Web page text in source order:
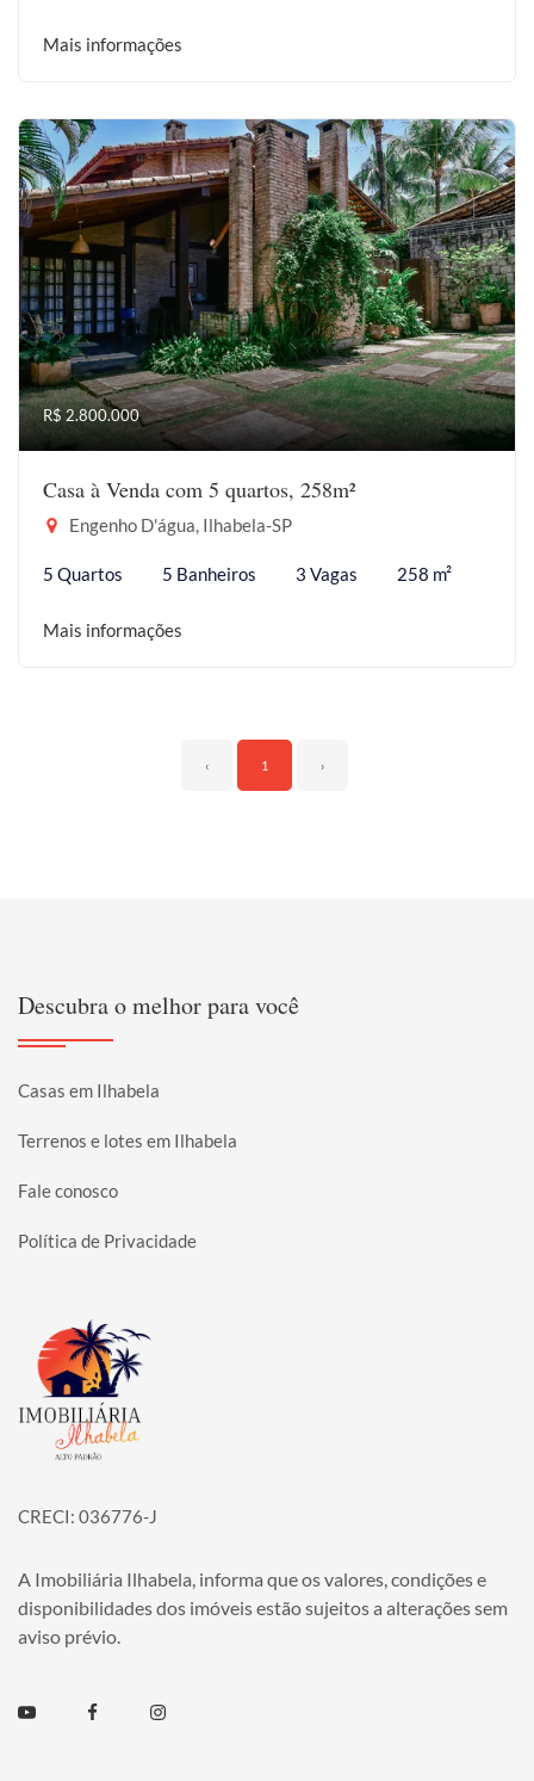
Mais informações
R$ 2.800.000
Casa à Venda com 5 quartos, 258m²
Engenho D'água, Ilhabela-SP
5 Quartos 5 Banheiros 3 Vagas 258 m²
Mais informações
‹ 1 ›
Descubra o melhor para você
Casas em Ilhabela
Terrenos e lotes em Ilhabela
Fale conosco
Política de Privacidade
Página inicial
CRECI: 036776-J
A Imobiliária Ilhabela, informa que os valores, condições e
disponibilidades dos imóveis estão sujeitos a alterações sem
aviso prévio.
Youtube FacebookInstagram